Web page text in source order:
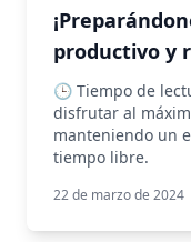
productivo y
🕒 Tiempo de
disfrutar al
manteniendo un
tiempo libre.
22 de marzo de 2024